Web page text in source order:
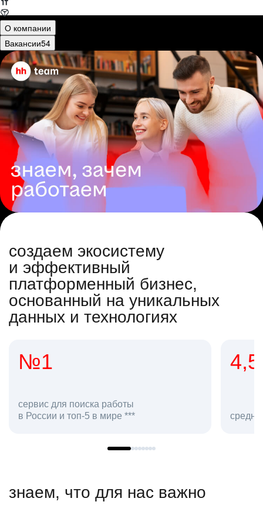
О компании
Вакансии54
создаем экосистему
и эффективный
платформенный бизнес,
основанный на уникальных
данных и технологиях
4,5
средняя оценка hh.ru как работодателя **
в
знаем, что для нас важно